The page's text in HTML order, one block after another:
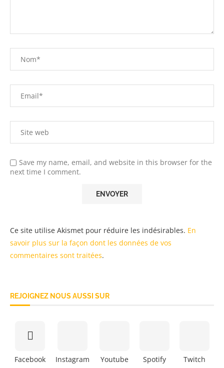
Save my name, email, and website in this browser for the
next time I comment.
Ce site utilise Akismet pour réduire les indésirables. En
savoir plus sur la façon dont les données de vos
commentaires sont traitées.
REJOIGNEZ NOUS AUSSI SUR
Facebook Instagram Youtube Spotify Twitch